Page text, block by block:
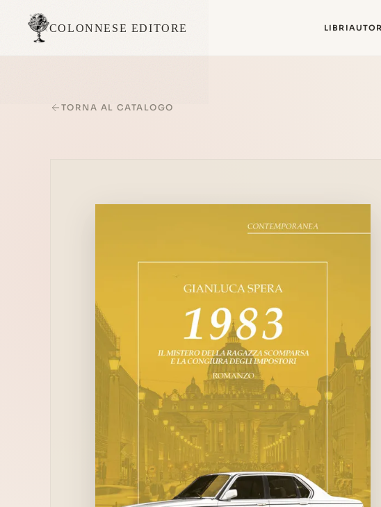
COLONNESE EDITORE LIBRI
TORNA AL CATALOGO